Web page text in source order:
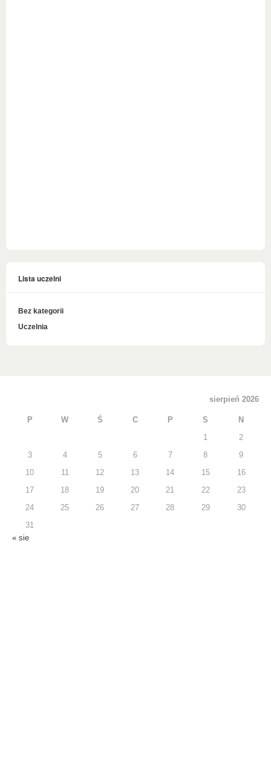
Lista uczelni
Bez kategorii
Uczelnia
sierpień 2026
P W Ś C P S N
1 2
3 4 5 6 7 8 9
10 11 12 13 14 15 16
17 18 19 20 21 22 23
24 25 26 27 28 29 30
31
« sie